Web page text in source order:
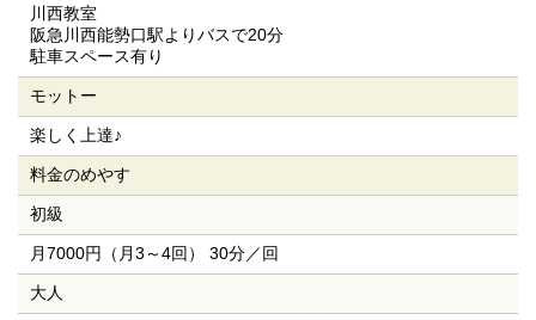
川西教室
阪急川西能勢口駅よりバスで20分
駐車スペース有り
モットー
楽しく上達♪
料金のめやす
初級
月7000円（月3～4回） 30分／回
大人